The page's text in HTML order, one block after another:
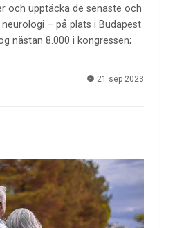
och upptäcka de senaste och
– på plats i Budapest
nästan 8.000 i kongressen;
21 sep 2023